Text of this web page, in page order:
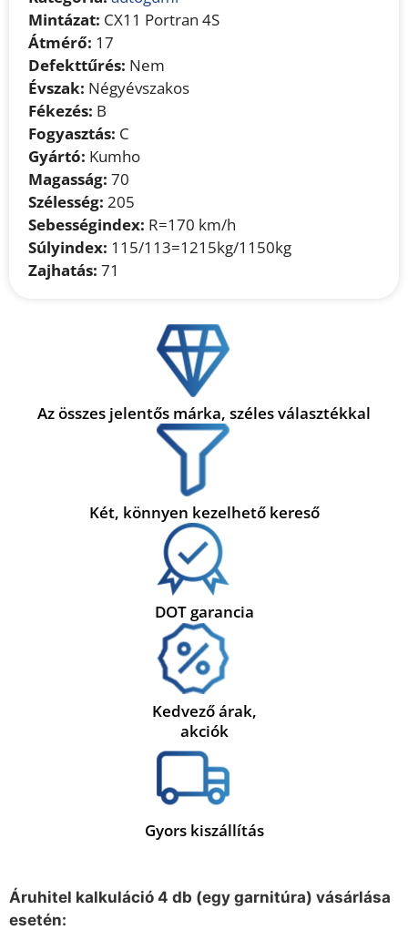
Mintázat: CX11 Portran 4S
Átmérő: 17
Defekttűrés: Nem
Évszak: Négyévszakos
Fékezés: B
Fogyasztás: C
Gyártó: Kumho
Magasság: 70
Szélesség: 205
Sebességindex: R=170 km/h
Súlyindex: 115/113=1215kg/1150kg
Zajhatás: 71
Az összes jelentős márka, széles választékkal
Két, könnyen kezelhető kereső
DOT garancia
Kedvező árak,
akciók
Gyors kiszállítás
Áruhitel kalkuláció 4 db (egy garnitúra) vásárlása
esetén: